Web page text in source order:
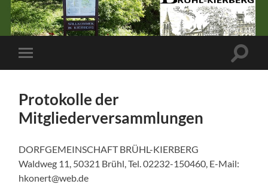
Mobile-
Menü
Protokolle der
Mitgliederversammlungen
DORFGEMEINSCHAFT BRÜHL-KIERBERG
Waldweg 11, 50321 Brühl, Tel. 02232-150460, E-Mail:
hkonert@web.de